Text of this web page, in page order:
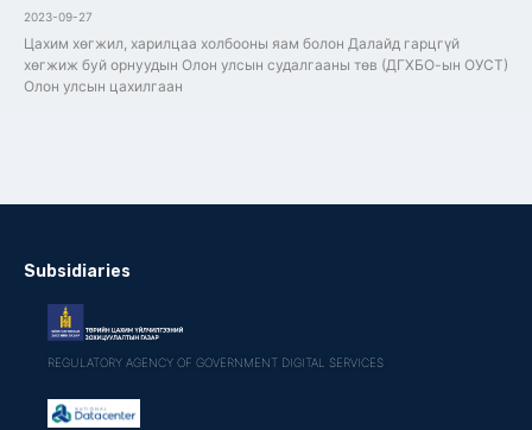
2023-09-27
Цахим хөгжил, харилцаа холбооны яам болон Далайд гарцгүй
хөгжиж буй орнуудын Олон улсын судалгааны төв (ДГХБО-ын ОУСТ)
Олон улсын цахилгаан
Subsidiaries
REGULATORY AGENCY OF GOVERNMENT DIGITAL SERVICES